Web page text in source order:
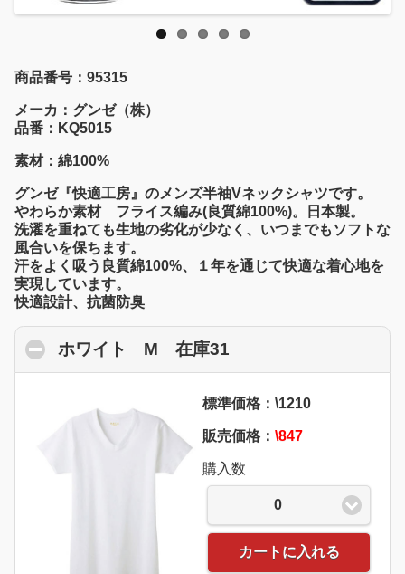
商品番号：95315
メーカ：グンゼ（株）
品番：KQ5015
素材：綿100%
グンゼ『快適工房』のメンズ半袖Vネックシャツです。
やわらか素材 フライス編み(良質綿100%)。日本製。
洗濯を重ねても生地の劣化が少なく、いつまでもソフトな
風合いを保ちます。
汗をよく吸う良質綿100%、１年を通じて快適な着心地を
実現しています。
快適設計、抗菌防臭
ホワイト M 在庫31
標準価格：\1210
販売価格： \847
購入数
0
カートに入れる